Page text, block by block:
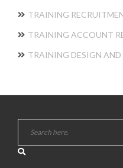
TRAINING
TRAINING ACCOUNT
TRAINING DESIGN AND